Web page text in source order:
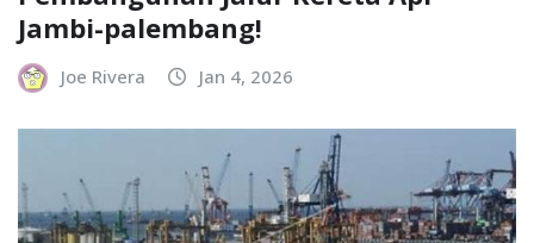
Jambi-palembang!
Joe Rivera Jan 4, 2026